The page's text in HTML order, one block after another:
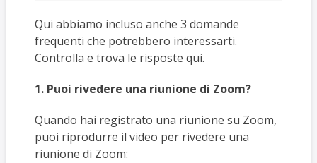
Qui abbiamo incluso anche 3 domande
frequenti che potrebbero interessarti.
Controlla e trova le risposte qui.
1. Puoi rivedere una riunione di Zoom?
Quando hai registrato una riunione su Zoom,
puoi riprodurre il video per rivedere una
riunione di Zoom: